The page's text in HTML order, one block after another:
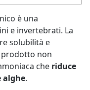
è una
e invertebrati. La
solubilità e
prodotto non
che riduce
alghe.